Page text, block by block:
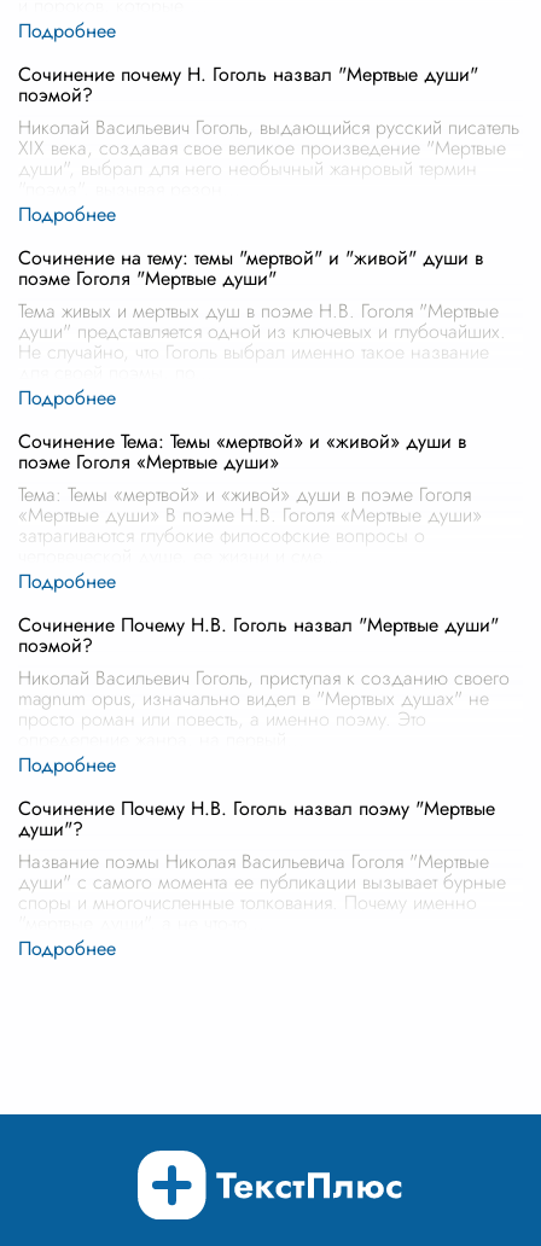
Сочинение почему Н. Гоголь назвал "Мертвые души"
поэмой?
Николай Васильевич Гоголь, выдающийся русский писатель
XIX века, создавая свое великое произведение "Мертвые
души", выбрал для него необычный жанровый термин
Сочинение на тему: темы "мертвой" и "живой" души в
поэме Гоголя "Мертвые души"
Тема живых и мертвых душ в поэме Н.В. Гоголя "Мертвые
души" представляется одной из ключевых и глубочайших.
Не случайно, что Гоголь выбрал именно такое название
Сочинение Тема: Темы «мертвой» и «живой» души в
поэме Гоголя «Мертвые души»
Тема: Темы «мертвой» и «живой» души в поэме Гоголя
«Мертвые души» В поэме Н.В. Гоголя «Мертвые души»
затрагиваются глубокие философские вопросы о
Сочинение Почему Н.В. Гоголь назвал "Мертвые души"
поэмой?
Николай Васильевич Гоголь, приступая к созданию своего
magnum opus, изначально видел в "Мертвых душах" не
просто роман или повесть, а именно поэму. Это
Сочинение Почему Н.В. Гоголь назвал поэму "Мертвые
души"?
Название поэмы Николая Васильевича Гоголя "Мертвые
души" с самого момента ее публикации вызывает бурные
споры и многочисленные толкования. Почему именно